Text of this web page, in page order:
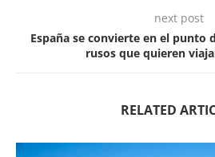
next post
España se convierte en el punto
rusos que quieren
RELATED